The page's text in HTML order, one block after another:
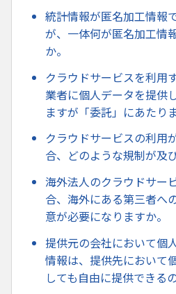
統計情報が匿名加工情報
が、一体何が匿名加工情
か。
クラウドサービスを利用
業者に個人データを提供
ますが「委託」にあたり
クラウドサービスの利用
合、どのような規制が及
海外法人のクラウドサー
合、海外にある第三者へ
意が必要になりますか。
提供元の会社において個
情報は、提供先において
しても自由に提供できる